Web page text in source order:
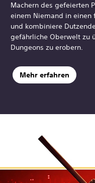
Machern des gefeierten
einem Niemand in einen
und kombiniere
gefährliche Oberwelt zu
Dungeons zu erobern.
Mehr erfahren